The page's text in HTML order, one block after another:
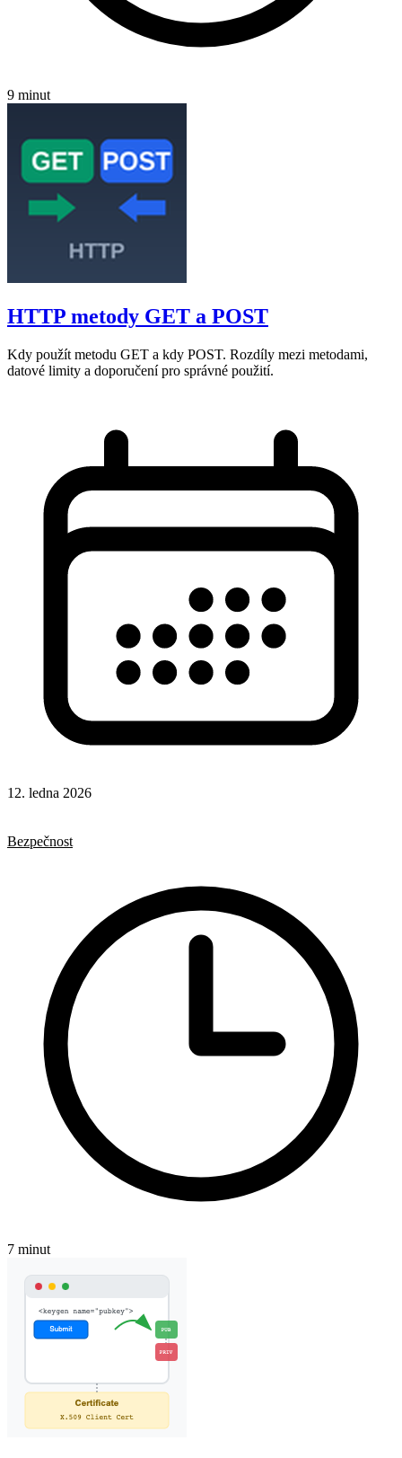
9 minut
HTTP metody GET a POST
Kdy použít metodu GET a kdy POST. Rozdíly mezi metodami,
datové limity a doporučení pro správné použití.
12. ledna 2026
Bezpečnost
7 minut